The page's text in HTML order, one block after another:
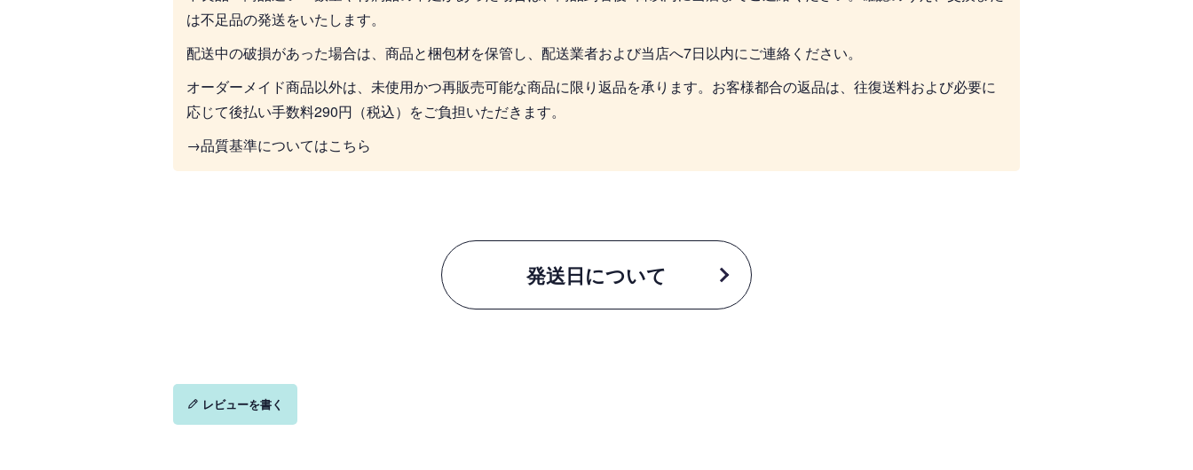
は不足品の発送をいたします。
配送中の破損があった場合は、商品と梱包材を保管し、配送業者および当店へ7日以内にご連絡ください。
オーダーメイド商品以外は、未使用かつ再販売可能な商品に限り返品を承ります。お客様都合の返品は、往復送料および必要に
応じて後払い手数料290円（税込）をご負担いただきます。
→品質基準についてはこちら
発送日について
レビューを書く